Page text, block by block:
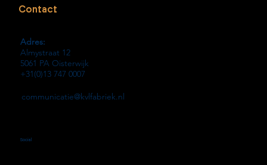
Contact
Adres:
Almystraat 12
5061 PA Oisterwijk
+31(0)13 747 0007
communicatie@kvlfabriek.nl
Social